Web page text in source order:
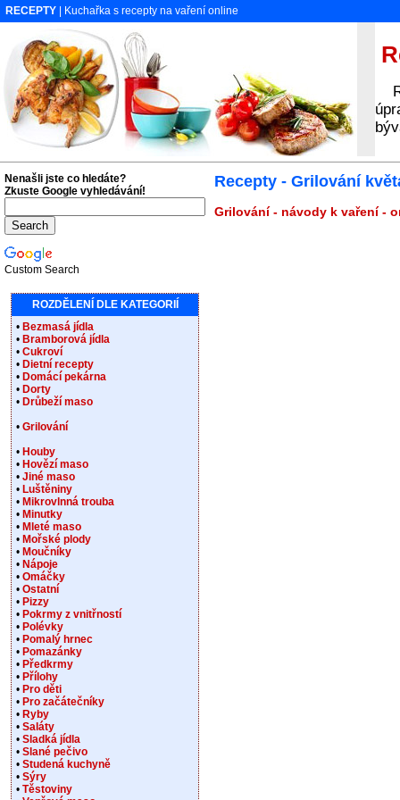
RECEPTY | Kuchařka s recepty na vaření online
Recepty - Grilování
Grilování - návody k vaření -
Nenašli jste co hledáte?
Zkuste Google vyhledávání!
Custom Search
ROZDĚLENÍ DLE KATEGORIÍ
• Bezmasá jídla
• Bramborová jídla
• Cukroví
• Dietní recepty
• Domácí pekárna
• Dorty
• Drůbeží maso
• Grilování
• Houby
• Hovězí maso
• Jiné maso
• Luštěniny
• Mikrovlnná trouba
• Minutky
• Mleté maso
• Mořské plody
• Moučníky
• Nápoje
• Omáčky
• Ostatní
• Pizzy
• Pokrmy z vnitřností
• Polévky
• Pomalý hrnec
• Pomazánky
• Předkrmy
• Přílohy
• Pro děti
• Pro začátečníky
• Ryby
• Saláty
• Sladká jídla
• Slané pečivo
• Studená kuchyně
• Sýry
• Těstoviny